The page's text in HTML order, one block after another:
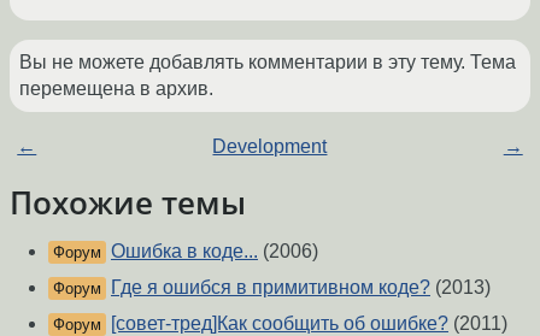
Вы не можете добавлять комментарии в эту тему. Тема
перемещена в архив.
← Development →
Похожие темы
Форум Ошибка в коде... (2006)
Форум Где я ошибся в примитивном коде? (2013)
Форум [совет-тред]Как сообщить об ошибке? (2011)